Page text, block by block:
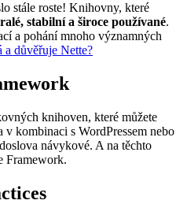
stále roste! Knihovny, které
stabilní a široce používané.
a pohání mnoho významných
důvěřuje Nette?
knihoven, které můžete
kombinaci s WordPressem nebo
návykové. A na těchto
Framework.